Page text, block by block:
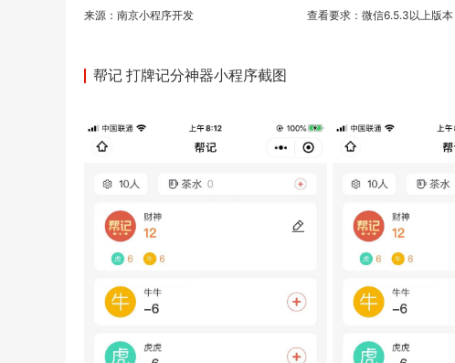
来源： 南京小程序开发 查看要求：微信6.5.3以上版本
帮记 打牌记分神器小程序截图